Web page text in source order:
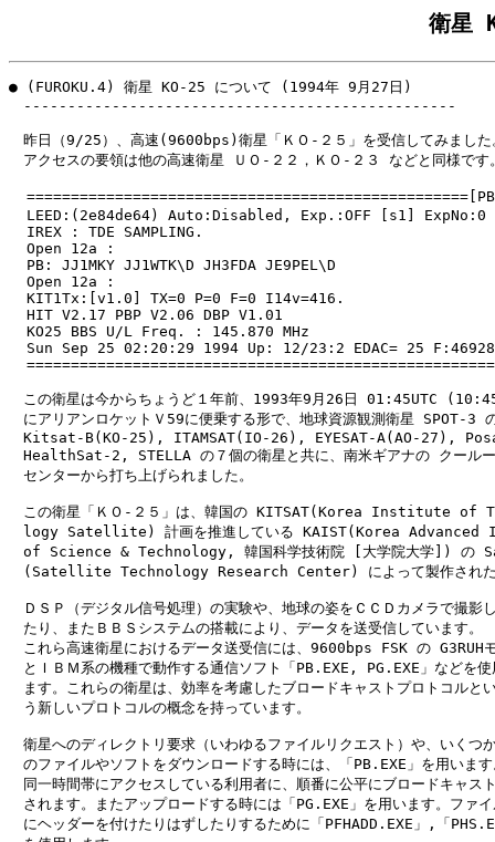
衛星
● (FUROKU.4) 衛星 KO-25 について (1994年 9月27日)
-------------------------------------------------
昨日（9/25）、高速(9600bps)衛星「ＫＯ-２５」を受信してみました
アクセスの要領は他の高速衛星 ＵＯ-２２，ＫＯ-２３ などと同様です
LEED:(2e84de64) Auto:Disabled, Exp.:OFF [s1] ExpNo:0
  IREX : TDE SAMPLING.
  Open 12a :
  PB: JJ1MKY JJ1WTK\D JH3FDA JE9PEL\D
  Open 12a :
  KIT1Tx:[v1.0] TX=0 P=0 F=0 I14v=416.
  HIT V2.17 PBP V2.06 DBP V1.01
  KO25 BBS U/L Freq. : 145.870 MHz
Sun Sep 25 02:20:29 1994 Up: 12/23:2 EDAC= 25
この衛星は今からちょうど１年前、1993年9月26日 01:45UTC
にアリアンロケットＶ59に便乗する形で、地球資源観測衛星 SPOT-3
Kitsat-B(KO-25), ITAMSAT(IO-26), EYESAT-A(AO-27),
HealthSat-2, STELLA の７個の衛星と共に、南米ギアナの クール
センターから打ち上げられました。
この衛星「ＫＯ-２５」は、韓国の KITSAT(Korea Institute of
logy Satellite) 計画を推進している KAIST(Korea
of Science & Technology, 韓国科学技術院 [大学院大学]) の
(Satellite Technology Research Center) によって製作された
ＤＳＰ（デジタル信号処理）の実験や、地球の姿をＣＣＤカメラで撮影
たり、またＢＢＳシステムの搭載により、データを送受信しています。
これら高速衛星におけるデータ送受信には、9600bps FSK の G3RUH
とＩＢＭ系の機種で動作する通信ソフト「PB.EXE, PG.EXE」などを使
ます。これらの衛星は、効率を考慮したブロードキャストプロトコルと
う新しいプロトコルの概念を持っています。
衛星へのディレクトリ要求（いわゆるファイルリクエスト）や、いくつ
のファイルやソフトをダウンロードする時には、「PB.EXE」を用いま
同一時間帯にアクセスしている利用者に、順番に公平にブロードキャス
されます。またアップロードする時には「PG.EXE」を用います。ファ
にヘッダーを付けたりはずしたりするために「PFHADD.EXE」,「